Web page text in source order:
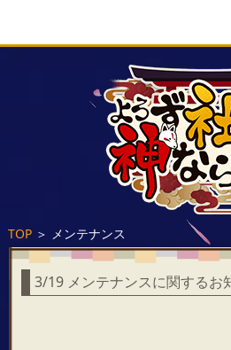
TOP＞ メンテナンス
3/19 メンテナンスに関するお